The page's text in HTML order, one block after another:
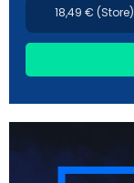
18,49 € (Store)